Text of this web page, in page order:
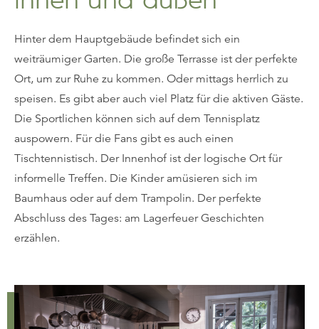
Hinter dem Hauptgebäude befindet sich ein
weiträumiger Garten. Die große Terrasse ist der perfekte
Ort, um zur Ruhe zu kommen. Oder mittags herrlich zu
speisen. Es gibt aber auch viel Platz für die aktiven Gäste.
Die Sportlichen können sich auf dem Tennisplatz
auspowern. Für die Fans gibt es auch einen
Tischtennistisch. Der Innenhof ist der logische Ort für
informelle Treffen. Die Kinder amüsieren sich im
Baumhaus oder auf dem Trampolin. Der perfekte
Abschluss des Tages: am Lagerfeuer Geschichten
erzählen.